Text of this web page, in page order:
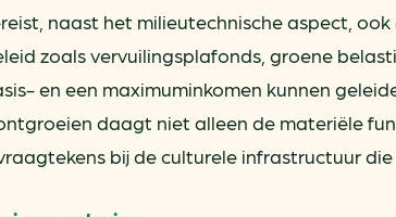
naast het milieutechnische aspect,
zoals vervuilingsplafonds, groene
en een maximuminkomen kunnen
daagt niet alleen de materiële
bij de culturele infrastructuur